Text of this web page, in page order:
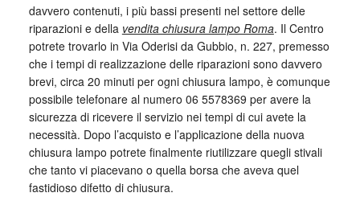
davvero contenuti, i più bassi presenti nel settore delle
riparazioni e della vendita chiusura lampo Roma. Il Centro
potrete trovarlo in Via Oderisi da Gubbio, n. 227, premesso
che i tempi di realizzazione delle riparazioni sono davvero
brevi, circa 20 minuti per ogni chiusura lampo, è comunque
possibile telefonare al numero 06 5578369 per avere la
sicurezza di ricevere il servizio nei tempi di cui avete la
necessità. Dopo l’acquisto e l’applicazione della nuova
chiusura lampo potrete finalmente riutilizzare quegli stivali
che tanto vi piacevano o quella borsa che aveva quel
fastidioso difetto di chiusura.